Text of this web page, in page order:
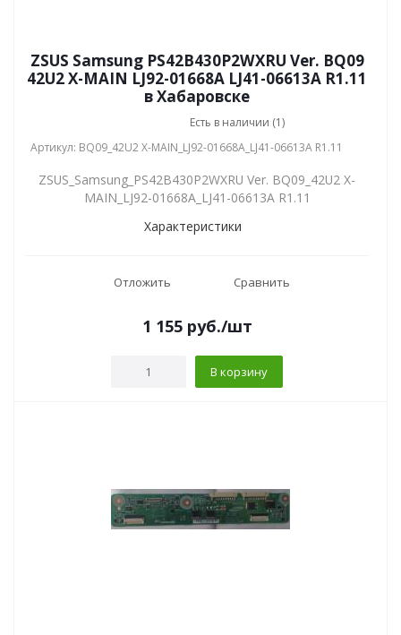
ZSUS Samsung PS42B430P2WXRU Ver. BQ09
42U2 X-MAIN LJ92-01668A LJ41-06613A R1.11
в Хабаровске
Есть в наличии (1)
Артикул: BQ09_42U2 X-MAIN_LJ92-01668A_LJ41-06613A R1.11
ZSUS_Samsung_PS42B430P2WXRU Ver. BQ09_42U2 X-
MAIN_LJ92-01668A_LJ41-06613A R1.11
Характеристики
Отложить Сравнить
1 155 руб./шт
В корзину